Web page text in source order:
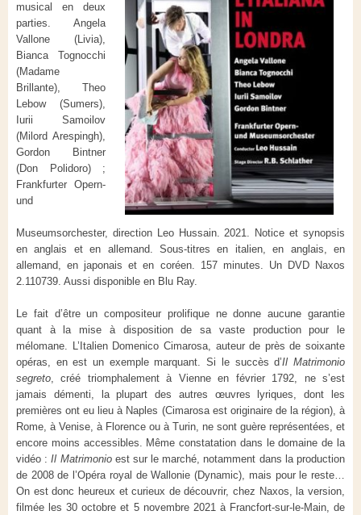
musical en deux
parties. Angela
Vallone (Livia),
Bianca Tognocchi
(Madame
Brillante), Theo
Lebow (Sumers),
Iurii Samoilov
(Milord Arespingh),
Gordon Bintner
(Don Polidoro) ;
Frankfurter Opern-
und
Museumsorchester, direction Leo Hussain. 2021. Notice et synopsis
en anglais et en allemand. Sous-titres en italien, en anglais, en
allemand, en japonais et en coréen. 157 minutes. Un DVD Naxos
2.110739. Aussi disponible en Blu Ray.
Le fait d’être un compositeur prolifique ne donne aucune garantie
quant à la mise à disposition de sa vaste production pour le
mélomane. L’Italien Domenico Cimarosa, auteur de près de soixante
opéras, en est un exemple marquant. Si le succès d’Il Matrimonio
segreto, créé triomphalement à Vienne en février 1792, ne s’est
jamais démenti, la plupart des autres œuvres lyriques, dont les
premières ont eu lieu à Naples (Cimarosa est originaire de la région), à
Rome, à Venise, à Florence ou à Turin, ne sont guère représentées, et
encore moins accessibles. Même constatation dans le domaine de la
vidéo :Il Matrimonioest sur le marché, notamment dans la production
de 2008 de l’Opéra royal de Wallonie (Dynamic), mais pour le reste…
On est donc heureux et curieux de découvrir, chez Naxos, la version,
filmée les 30 octobre et 5 novembre 2021 à Francfort-sur-le-Main, de